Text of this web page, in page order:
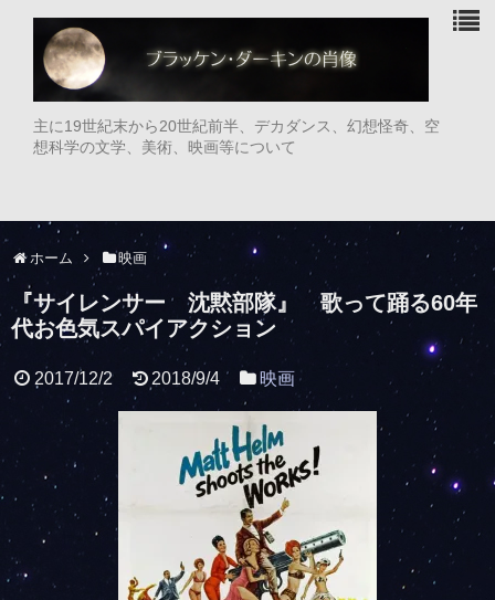
主に19世紀末から20世紀前半、デカダンス、幻想怪奇、空
想科学の文学、美術、映画等について
ホーム 映画
『サイレンサー 沈黙部隊』 歌って踊る60年
代お色気スパイアクション
2017/12/2 2018/9/4 映画